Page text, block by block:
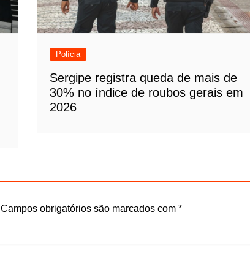
Polícia
Sergipe registra queda de mais de
30% no índice de roubos gerais em
2026
Campos obrigatórios são marcados com *